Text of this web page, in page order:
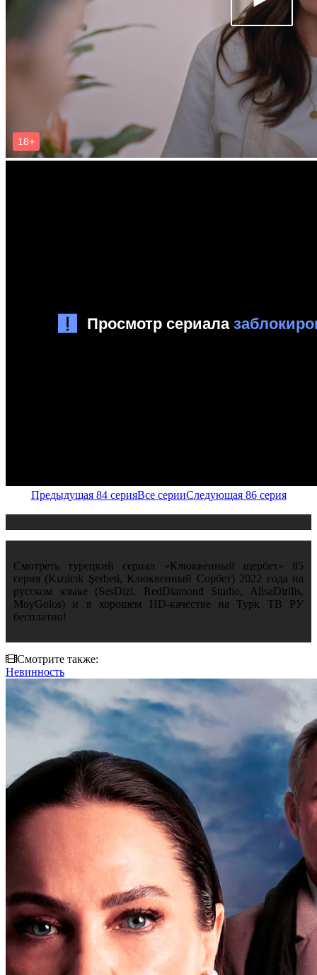
Предыдущая 84 серияВсе серииСледующая 86 серия
Смотреть турецкий сериал «Клюквенный щербет» 85
серия (Kızılcık Şerbeti, Клюквенный Сорбет) 2022 года на
русском языке (SesDizi, RedDiamond Studio, AlisaDirilis,
MoyGolos) и в хорошем HD-качестве на Турк ТВ РУ
бесплатно!
Смотрите также:
Невинность